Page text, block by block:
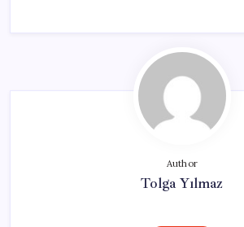
Author
Tolga Yılmaz